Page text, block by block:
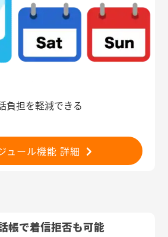
負担を軽減できる
ュール機能 詳細
帳で着信拒否も可能